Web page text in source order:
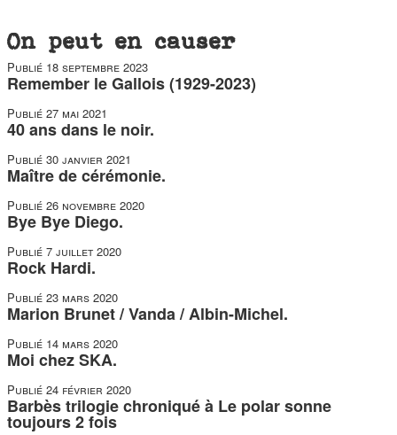
On peut en causer
Publié 18 septembre 2023
Remember le Gallois (1929-2023)
Publié 27 mai 2021
40 ans dans le noir.
Publié 30 janvier 2021
Maître de cérémonie.
Publié 26 novembre 2020
Bye Bye Diego.
Publié 7 juillet 2020
Rock Hardi.
Publié 23 mars 2020
Marion Brunet / Vanda / Albin-Michel.
Publié 14 mars 2020
Moi chez SKA.
Publié 24 février 2020
Barbès trilogie chroniqué à Le polar sonne
toujours 2 fois